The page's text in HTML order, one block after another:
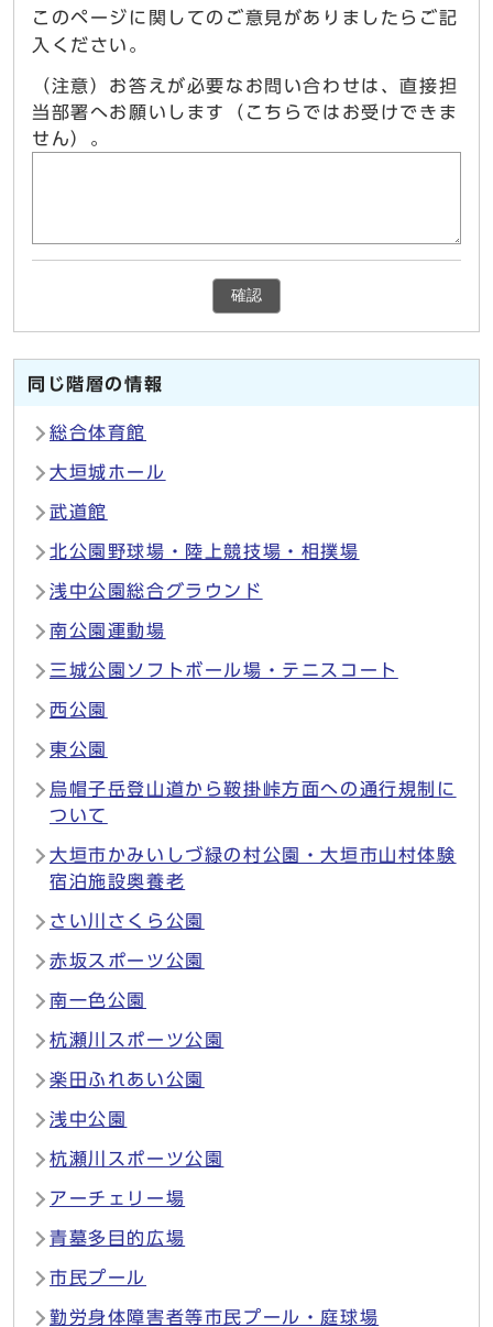
このページに関してのご意見がありましたらご記
入ください。
（注意）お答えが必要なお問い合わせは、直接担
当部署へお願いします（こちらではお受けできま
せん）。
確認
同じ階層の情報
総合体育館
大垣城ホール
武道館
北公園野球場・陸上競技場・相撲場
浅中公園総合グラウンド
南公園運動場
三城公園ソフトボール場・テニスコート
西公園
東公園
烏帽子岳登山道から鞍掛峠方面への通行規制に
ついて
大垣市かみいしづ緑の村公園・大垣市山村体験
宿泊施設奥養老
さい川さくら公園
赤坂スポーツ公園
南一色公園
杭瀬川スポーツ公園
楽田ふれあい公園
浅中公園
杭瀬川スポーツ公園
アーチェリー場
青墓多目的広場
市民プール
勤労身体障害者等市民プール・庭球場